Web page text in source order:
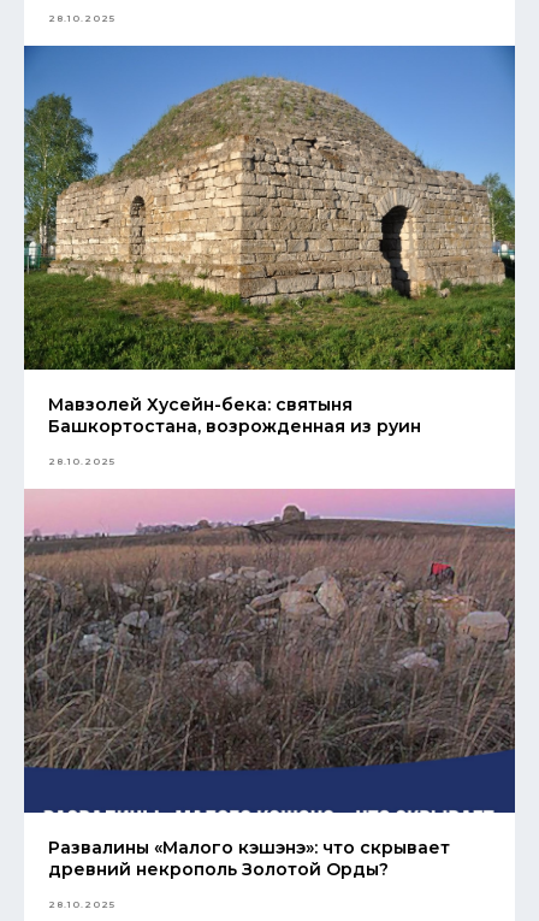
28.10.2025
Мавзолей Хусейн-бека: святыня
Башкортостана, возрожденная из руин
28.10.2025
Развалины «Малого кэшэнэ»: что скрывает
древний некрополь Золотой Орды?
28.10.2025